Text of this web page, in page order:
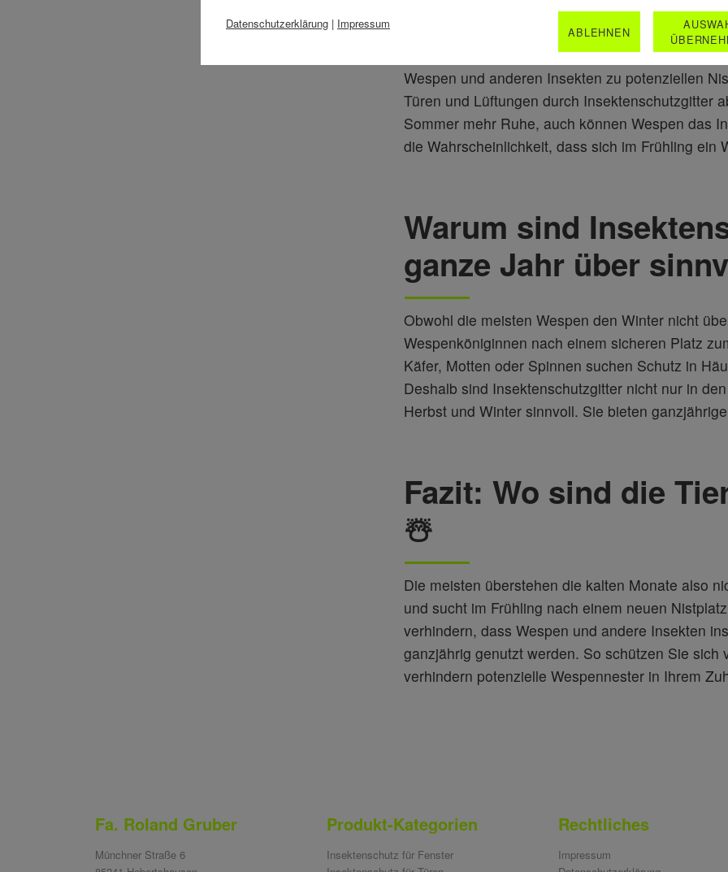
Die Suche der Königin kann zu Problemen
niederlässt. Hier kommen Insektenschutzgitter
Wespen und anderen Insekten zu potenziellen
Türen und Lüftungen durch Insektenschutzgitter
Sommer mehr Ruhe, auch können Wespen das
die Wahrscheinlichkeit, dass sich im Frühling ein
Warum sind
ganze Jahr über
Obwohl die meisten Wespen den Winter nicht
Wespenköniginnen nach einem sicheren Platz
Käfer, Motten oder Spinnen suchen Schutz in
Deshalb sind Insektenschutzgitter nicht nur in
Herbst und Winter sinnvoll. Sie bieten
Fazit: Wo sind die
☃️
Die meisten überstehen die kalten Monate also
und sucht im Frühling nach einem neuen
verhindern, dass Wespen und andere Insekten
ganzjährig genutzt werden. So schützen Sie sich
verhindern potenzielle Wespennester in Ihrem
Fa. Roland Gruber
Münchner Straße 6
Produkt-Kategorien
Insektenschutz für Fenster
Rechtliches
Impressum
Datenschutzerklärung | Impressum
ABLEHNEN